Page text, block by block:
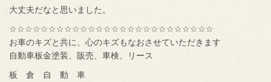
大丈夫だなと思いました。
☆☆☆☆☆☆☆☆☆☆☆☆☆☆☆☆☆☆☆☆☆☆☆☆☆☆
お車のキズと共に、心のキズもなおさせていただきます
自動車板金塗装、販売、車検、リース
板 倉 自 動 車